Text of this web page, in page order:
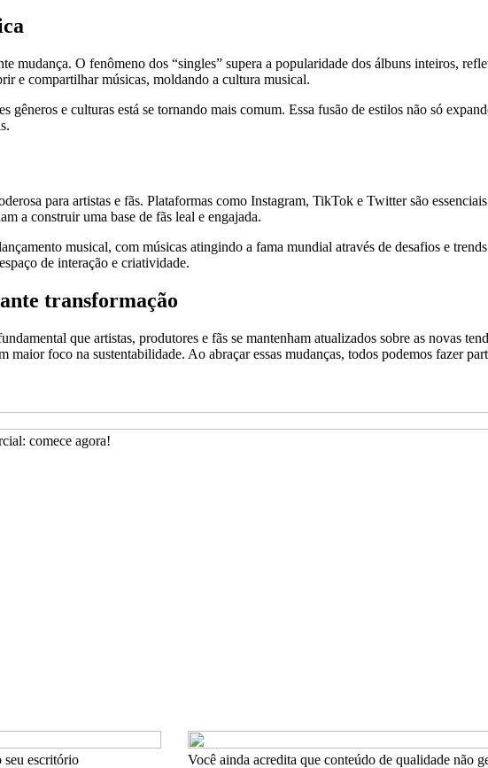
mudança. O fenômeno dos “singles” supera a popularidade dos álbuns inteiros,
e compartilhar músicas, moldando a cultura musical.
gêneros e culturas está se tornando mais comum. Essa fusão de estilos não só
para artistas e fãs. Plataformas como Instagram, TikTok e Twitter são
a construir uma base de fãs leal e engajada.
musical, com músicas atingindo a fama mundial através de desafios e
de interação e criatividade.
transformação
que artistas, produtores e fãs se mantenham atualizados sobre as novas
maior foco na sustentabilidade. Ao abraçar essas mudanças, todos podemos fazer
comece agora!
seu escritório Você ainda acredita que conteúdo de qualidade não